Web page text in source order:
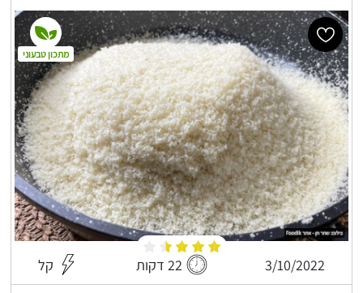
3/10/2022 22 דקות קל
מתכון טבעוני